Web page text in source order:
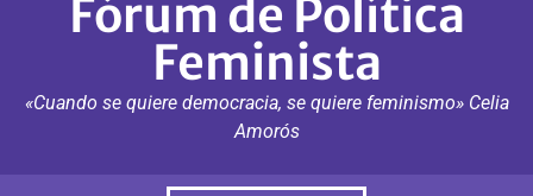
Fórum de Política
Feminista
«Cuando se quiere democracia, se quiere feminismo» Celia
Amorós